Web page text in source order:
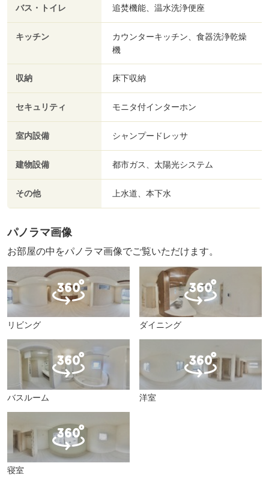
バス・トイレ 追焚機能、温水洗浄便座
キッチン
カウンターキッチン、食器洗浄乾燥
機
収納 床下収納
セキュリティ モニタ付インターホン
室内設備 シャンプードレッサ
建物設備 都市ガス、太陽光システム
その他 上水道、本下水
パノラマ画像
お部屋の中をパノラマ画像でご覧いただけます。
リビング ダイニング
バスルーム 洋室
寝室